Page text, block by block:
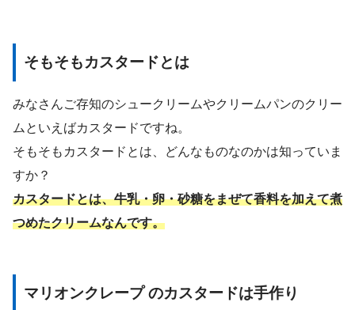
そもそもカスタードとは
みなさんご存知のシュークリームやクリームパンのクリー
ムといえばカスタードですね。
そもそもカスタードとは、どんなものなのかは知っていま
すか？
カスタードとは、牛乳・卵・砂糖をまぜて香料を加えて煮
つめたクリームなんです。
マリオンクレープ のカスタードは手作り